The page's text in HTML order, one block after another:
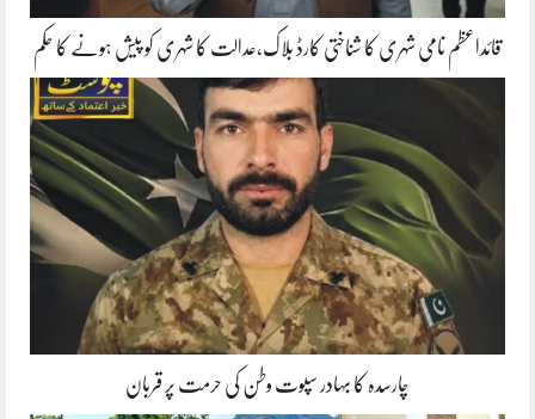
قائداعظم نامی شہری کا شناختی کارڈ بلاک،عدالت کا شہری کو پیش ہونے کا حکم
چارسدہ کا بہادر سپوت وطن کی حرمت پر قربان